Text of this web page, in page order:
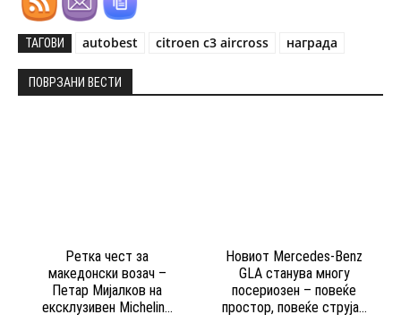
ТАГОВИ autobest citroen c3 aircross награда
ПОВРЗАНИ ВЕСТИ
Ретка чест за
македонски возач –
Петар Мијалков на
ексклузивен Michelin...
Новиот Mercedes-Benz
GLA станува многу
посериозен – повеќе
простор, повеќе струја...